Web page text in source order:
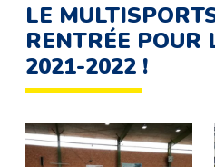
LE
RENTRÉE POUR
2021-2022 !